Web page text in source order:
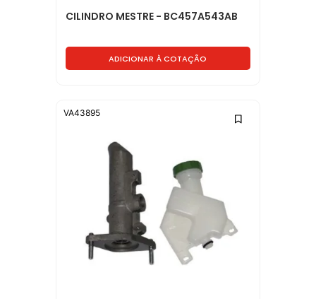
CILINDRO MESTRE - BC457A543AB
ADICIONAR À COTAÇÃO
VA43895